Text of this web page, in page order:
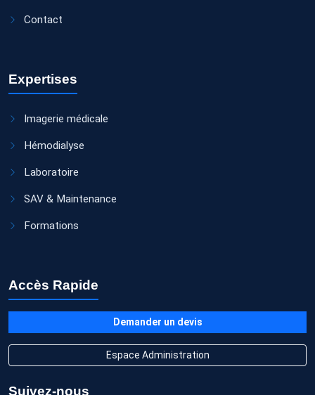
Contact
Expertises
Imagerie médicale
Hémodialyse
Laboratoire
SAV & Maintenance
Formations
Accès Rapide
Demander un devis
Espace Administration
Suivez-nous